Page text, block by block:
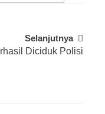
Selanjutnya
Diciduk Polisi